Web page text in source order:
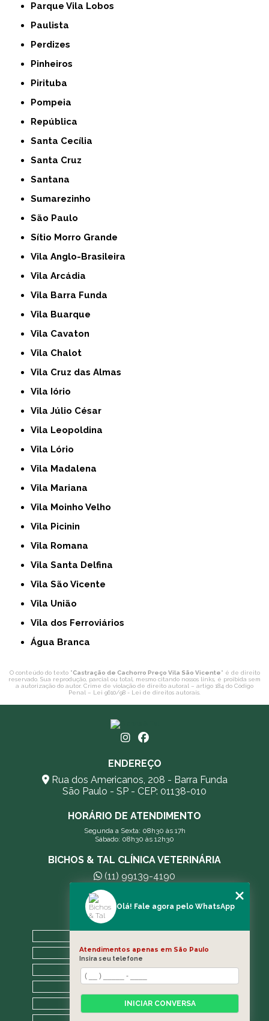
Parque Vila Lobos
Paulista
Perdizes
Pinheiros
Pirituba
Pompeia
República
Santa Cecília
Santa Cruz
Santana
Sumarezinho
São Paulo
Sítio Morro Grande
Vila Anglo-Brasileira
Vila Arcádia
Vila Barra Funda
Vila Buarque
Vila Cavaton
Vila Chalot
Vila Cruz das Almas
Vila Iório
Vila Júlio César
Vila Leopoldina
Vila Lório
Vila Madalena
Vila Mariana
Vila Moinho Velho
Vila Picinin
Vila Romana
Vila Santa Delfina
Vila São Vicente
Vila União
Vila dos Ferroviários
Água Branca
O conteúdo do texto "Castração de Cachorro Preço Vila São Vicente" é de direito
reservado. Sua reprodução, parcial ou total, mesmo citando nossos links, é proibida sem
a autorização do autor. Crime de violação de direito autoral – artigo 184 do Código
Penal – Lei 9610/98 - Lei de direitos autorais.
ENDEREÇO
Rua dos Americanos, 208 - Barra Funda
São Paulo - SP - CEP: 01138-010
HORÁRIO DE ATENDIMENTO
Segunda a Sexta: 08h30 às 17h
Sábado: 08h30 às 12h30
BICHOS & TAL CLÍNICA VETERINÁRIA
(11) 99139-4190
andreleecitti5@gmail.com
A CLÍNICA
BLOG
CONTATO
CATEGORIAS
Olá! Fale agora pelo WhatsApp
Atendimentos apenas em São Paulo
Insira seu telefone
INICIAR CONVERSA